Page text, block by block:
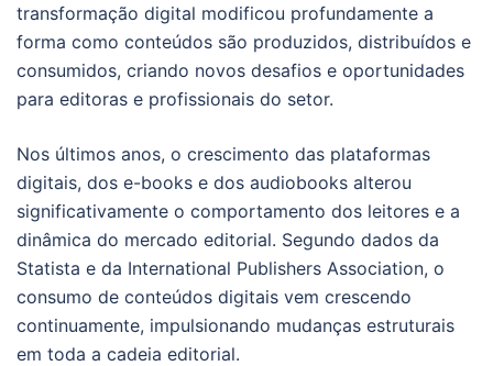
transformação digital modificou profundamente a
forma como conteúdos são produzidos, distribuídos e
consumidos, criando novos desafios e oportunidades
para editoras e profissionais do setor.
Nos últimos anos, o crescimento das plataformas
digitais, dos e-books e dos audiobooks alterou
significativamente o comportamento dos leitores e a
dinâmica do mercado editorial. Segundo dados da
Statista e da International Publishers Association, o
consumo de conteúdos digitais vem crescendo
continuamente, impulsionando mudanças estruturais
em toda a cadeia editorial.